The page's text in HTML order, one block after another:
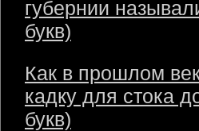
губернии
букв)
Как в прошлом
кадку для стока
букв)